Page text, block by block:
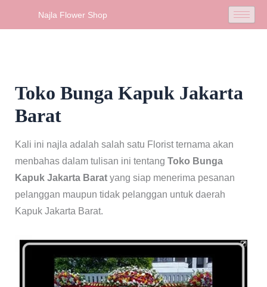
Najla Flower Shop
Toko Bunga Kapuk Jakarta
Barat
Kali ini najla adalah salah satu Florist ternama akan
menbahas dalam tulisan ini tentang Toko Bunga
Kapuk Jakarta Baratyang siap menerima pesanan
pelanggan maupun tidak pelanggan untuk daerah
Kapuk Jakarta Barat.